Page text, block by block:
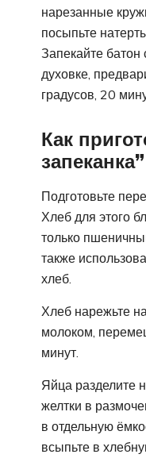
нарезанные
посыпьте
Запекайте
духовке,
градусов, 20
Как
запеканка”
Подготовьте
Хлеб для этого
только
также
хлеб.
Хлеб нарежьте
молоком,
минут.
Яйца разделите
желтки в
в отдельную
всыпьте в